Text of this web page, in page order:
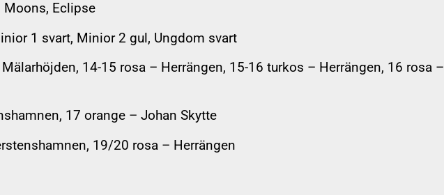
Moons, Eclipse
1 svart, Minior 2 gul, Ungdom svart
14-15 rosa – Herrängen, 15-16 turkos – Herrängen, 16 rosa –
17 orange – Johan Skytte
19/20 rosa – Herrängen